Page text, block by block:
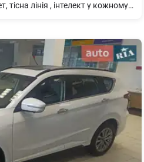
JETOUR X50 м`язистий силует, тісна лінія , інтелект у кожному русі. це не просто китайський кроссовер. це стиль, впевненість і твоє право бути першим.